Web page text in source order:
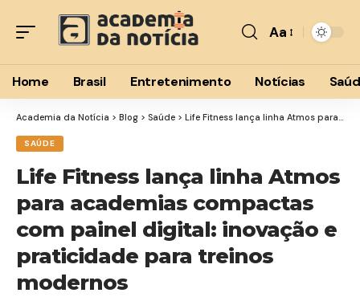
Font
Resizer
Aa
Home Brasil Entretenimento Notícias
Academia da Notícia > Blog > Saúde > Life Fitness lança linha Atmos para academias compactas com painel digital: inovação e praticidade para treinos modernos
SAÚDE
Life Fitness lança linha Atmos
para academias compactas
com painel digital: inovação e
praticidade para treinos
modernos